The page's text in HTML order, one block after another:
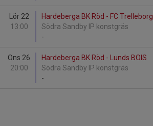
Lör 22
13:00
Hardeberga BK Röd - FC Trelleborg
Södra Sandby IP konstgräs
-
Ons 26
20:00
Hardeberga BK Röd - Lunds BOIS
Södra Sandby IP konstgräs
-